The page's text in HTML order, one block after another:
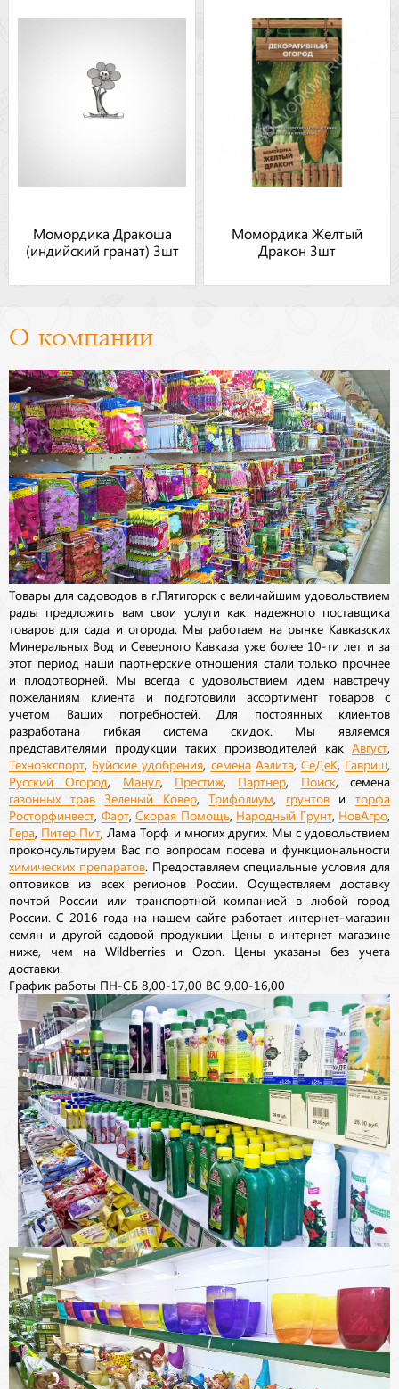
Момордика Дракоша
(индийский гранат) 3шт
Момордика Желтый
Дракон 3шт
О компании
Товары для садоводов в г.Пятигорск с величайшим удовольствием
рады предложить вам свои услуги как надежного поставщика
товаров для сада и огорода. Мы работаем на рынке Кавказских
Минеральных Вод и Северного Кавказа уже более 10-ти лет и за
этот период наши партнерские отношения стали только прочнее
и плодотворней. Мы всегда с удовольствием идем навстречу
пожеланиям клиента и подготовили ассортимент товаров с
учетом Ваших потребностей. Для постоянных клиентов
разработана гибкая система скидок. Мы являемся
представителями продукции таких производителей как Август
Техноэкспорт Буйские удобрения семена Аэлита, СеДеК Гавриш
Русский Огород Манул, Престиж Партнер Поиск, семена
газонных трав Зеленый Ковер,Трифолиум грунтовиторфа
Росторфинвест Фарт, Скорая Помощь Народный Грунт, НовАгро
Гера Питер Пит , Лама Торф и многих других. Мы с удовольствием
проконсультируем Вас по вопросам посева и функциональности
химических препаратов. Предоставляем специальные условия для
оптовиков из всех регионов России. Осуществляем доставку
почтой России или транспортной компанией в любой город
России. С 2016 года на нашем сайте работает интернет-магазин
семян и другой садовой продукции. Цены в интернет магазине
ниже, чем на Wildberries и Ozon. Цены указаны без учета
доставки.
График работы ПН-СБ 8,00-17,00 ВС 9,00-16,00